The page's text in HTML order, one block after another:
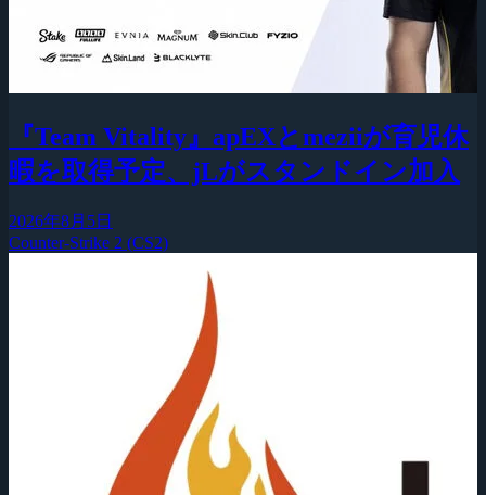
『Team Vitality』apEXとmeziiが育児休
暇を取得予定、jLがスタンドイン加入
2026年8月5日
Counter-Strike 2 (CS2)